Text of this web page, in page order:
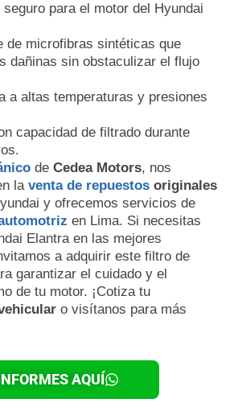
para el motor del Hyundai
de microfibras sintéticas que
dañinas sin obstaculizar el flujo
a altas temperaturas y presiones
capacidad de filtrado durante
de Cedea Motors, nos
la venta de repuestos originales
y ofrecemos servicios de
en Lima. Si necesitas
Elantra en las mejores
a adquirir este filtro de
garantizar el cuidado y el
de tu motor. ¡Cotiza tu
o visítanos para más
AQUÍ